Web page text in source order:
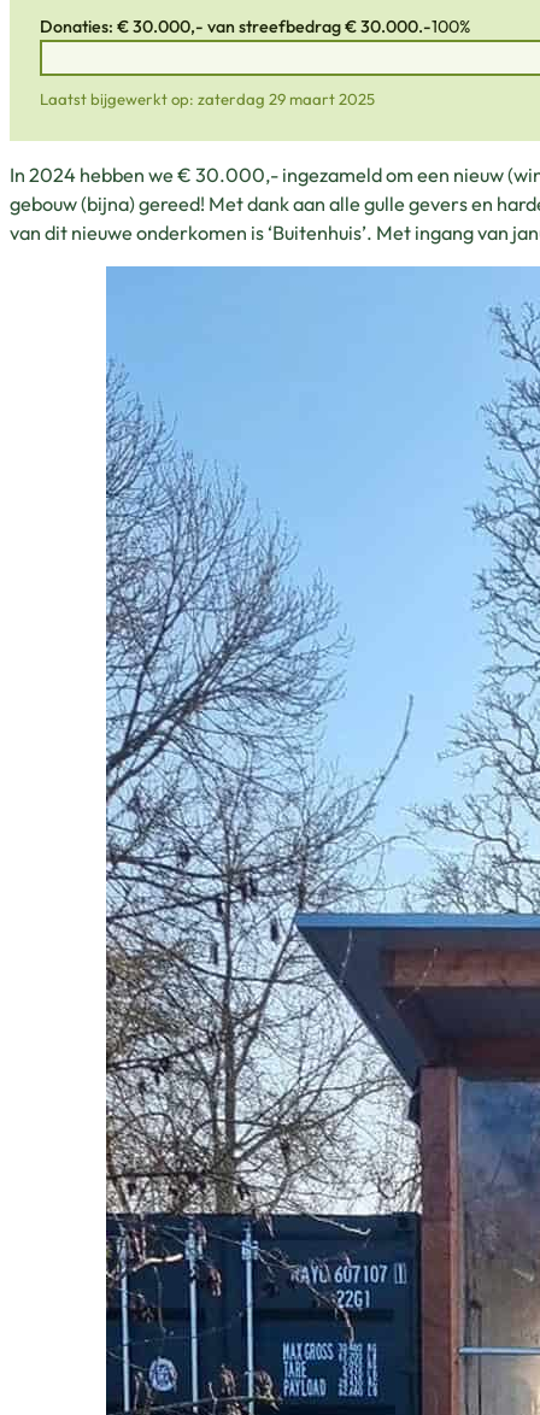
Donaties: € 30.000,- van streefbedrag € 30.000.-100%
Laatst bijgewerkt op: zaterdag 29 maart 2025
In 2024 hebben we € 30.000,- ingezameld om een nieuw
gebouw (bijna) gereed! Met dank aan alle gulle gevers en
van dit nieuwe onderkomen is ‘Buitenhuis’. Met ingang van